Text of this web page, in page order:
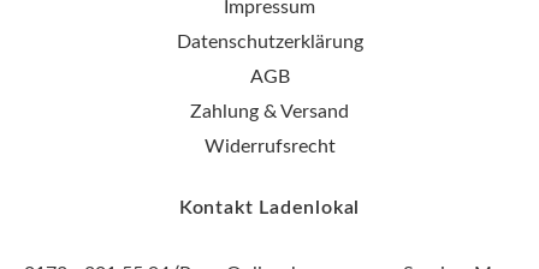
Impressum
Datenschutzerklärung
AGB
Zahlung & Versand
Widerrufsrecht
Kontakt Ladenlokal